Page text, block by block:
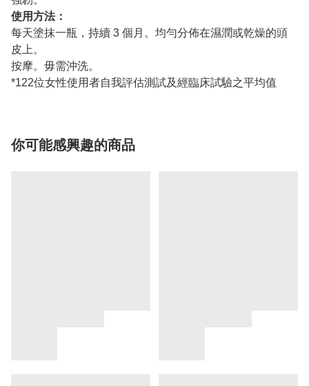
使用方法：
每天塗抹一瓶，持續 3 個月。均勻分佈在濕潤或乾燥的頭
皮上。
按摩。毋需沖洗。
*122位女性使用者自我評估測試及經臨床試驗之平均值
你可能感興趣的商品